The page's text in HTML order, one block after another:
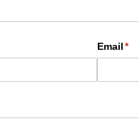
Email *